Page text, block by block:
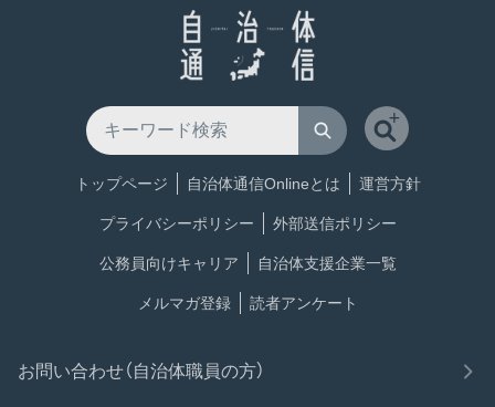
トップページ 自治体通信Onlineとは 運営方針
プライバシーポリシー 外部送信ポリシー
公務員向けキャリア 自治体支援企業一覧
メルマガ登録 読者アンケート
お問い合わせ（自治体職員の方）